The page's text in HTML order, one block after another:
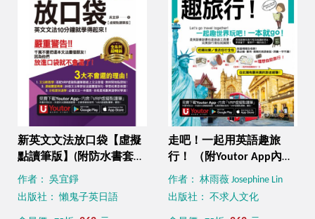
新英文文法放口袋【虛擬
點讀筆版】(附防水書套＋
「Youtor App」內含VRP
虛擬點讀筆)
作者： 吳宜錚
出版社： 懶鬼子英日語
走吧！一起用英語趣旅
行！ （附Youtor App內含
「VRP虛擬點讀筆」＋防
水書套＋64張全彩字卡）
作者： 林雨薇 Josephine Lin
出版社： 不求人文化